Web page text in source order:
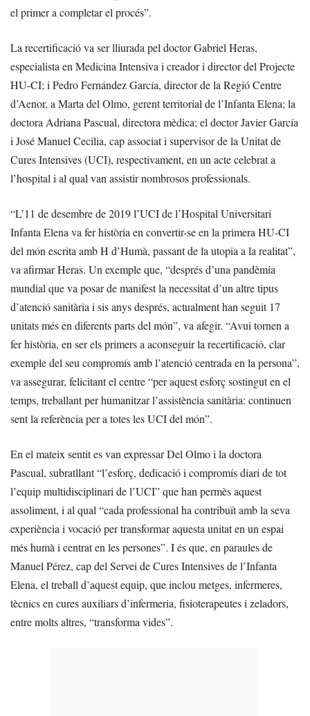
el primer a completar el procés”.
La recertificació va ser lliurada pel doctor Gabriel Heras,
especialista en Medicina Intensiva i creador i director del Projecte
HU-CI; i Pedro Fernández García, director de la Regió Centre
d’Aenor, a Marta del Olmo, gerent territorial de l’Infanta Elena; la
doctora Adriana Pascual, directora mèdica; el doctor Javier García
i José Manuel Cecilia, cap associat i supervisor de la Unitat de
Cures Intensives (UCI), respectivament, en un acte celebrat a
l’hospital i al qual van assistir nombrosos professionals.
“L’11 de desembre de 2019 l’UCI de l’Hospital Universitari
Infanta Elena va fer història en convertir-se en la primera HU-CI
del món escrita amb H d’Humà, passant de la utopia a la realitat”,
va afirmar Heras. Un exemple que, “després d’una pandèmia
mundial que va posar de manifest la necessitat d’un altre tipus
d’atenció sanitària i sis anys després, actualment han seguit 17
unitats més en diferents parts del món”, va afegir. “Avui tornen a
fer història, en ser els primers a aconseguir la recertificació, clar
exemple del seu compromís amb l’atenció centrada en la persona”,
va assegurar, felicitant el centre “per aquest esforç sostingut en el
temps, treballant per humanitzar l’assistència sanitària: continuen
sent la referència per a totes les UCI del món”.
En el mateix sentit es van expressar Del Olmo i la doctora
Pascual, subratllant “l’esforç, dedicació i compromís diari de tot
l’equip multidisciplinari de l’UCI” que han permès aquest
assoliment, i al qual “cada professional ha contribuït amb la seva
experiència i vocació per transformar aquesta unitat en un espai
més humà i centrat en les persones”. I és que, en paraules de
Manuel Pérez, cap del Servei de Cures Intensives de l’Infanta
Elena, el treball d’aquest equip, que inclou metges, infermeres,
tècnics en cures auxiliars d’infermeria, fisioterapeutes i zeladors,
entre molts altres, “transforma vides”.